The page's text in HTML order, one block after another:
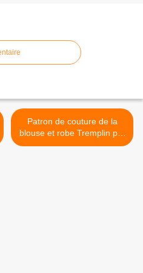
Patron de couture de la
blouse et robe Tremplin par
Eglantine et Zoé Sewing